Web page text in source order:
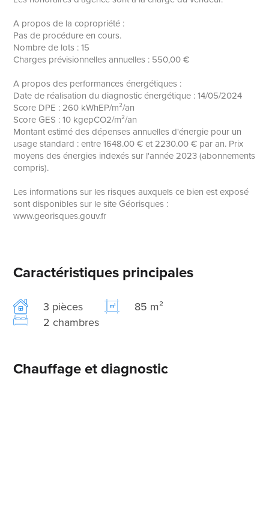
A propos de la copropriété :
Pas de procédure en cours.
Nombre de lots : 15
Charges prévisionnelles annuelles : 550,00 €
A propos des performances énergétiques :
Date de réalisation du diagnostic énergétique : 14/05/2024
Score DPE : 260 kWhEP/m²/an
Score GES : 10 kgepCO2/m²/an
Montant estimé des dépenses annuelles d'énergie pour un
usage standard : entre 1648.00 € et 2230.00 € par an. Prix
moyens des énergies indexés sur l'année 2023 (abonnements
compris).
Les informations sur les risques auxquels ce bien est exposé
sont disponibles sur le site Géorisques :
www.georisques.gouv.fr
Caractéristiques principales
3 pièces
85 m²
2 chambres
Chauffage et diagnostic